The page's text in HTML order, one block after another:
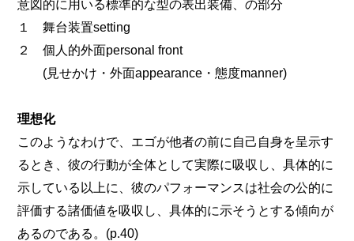
意図的に用いる標準的な型の表出装備、の部分
１ 舞台装置setting
２ 個人的外面personal front
(見せかけ・外面appearance・態度manner)
理想化
このようなわけで、エゴが他者の前に自己自身を呈示す
るとき、彼の行動が全体として実際に吸収し、具体的に
示している以上に、彼のパフォーマンスは社会の公的に
評価する諸価値を吸収し、具体的に示そうとする傾向が
あるのである。(p.40)